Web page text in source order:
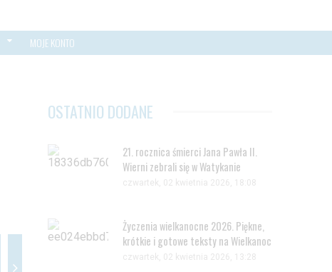
MOJE KONTO
OSTATNIO DODANE
21. rocznica śmierci Jana Pawła II.
Wierni zebrali się w Watykanie
czwartek, 02 kwietnia 2026, 18:08
Życzenia wielkanocne 2026. Piękne,
krótkie i gotowe teksty na Wielkanoc
czwartek, 02 kwietnia 2026, 13:28